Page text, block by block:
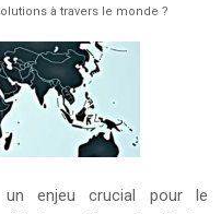
à travers le monde ?
enjeu crucial pour le